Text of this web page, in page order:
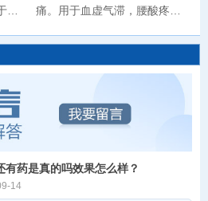
道
性
痛。用于血虚气滞，腰酸疼
宫寒冷，久不受孕等症。
药是真的吗效果怎么样？
14